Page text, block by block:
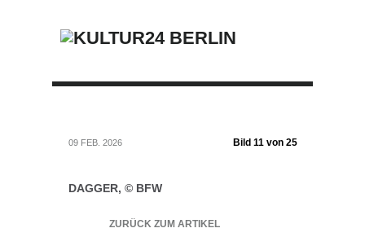
09 FEB. 2026 Bild 11 von 25
DAGGER, © BFW
ZURÜCK ZUM ARTIKEL